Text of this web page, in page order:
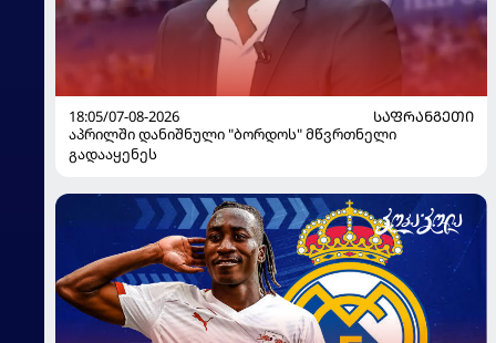
18:05/07-08-2026
ᲡᲐᲤᲠᲐᲜᲒᲔᲗᲘ
აპრილში დანიშნული "ბორდოს" მწვრთნელი
გადააყენეს